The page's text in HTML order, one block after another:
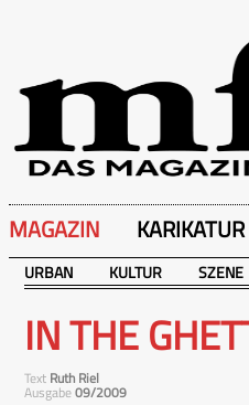
MAGAZIN KARIKATUR
URBAN KULTUR SZENE
IN THE
Text Ruth Riel
Ausgabe09/2009